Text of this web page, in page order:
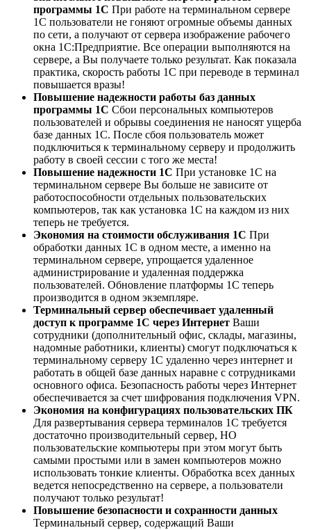
программы 1С При работе на терминальном сервере
1С пользователи не гоняют огромные объемы данных
по сети, а получают от сервера изображение рабочего
окна 1С:Предприятие. Все операции выполняются на
сервере, а Вы получаете только результат. Как показала
практика, скорость работы 1С при переводе в терминал
повышается вразы!
Повышение надежности работы баз данных
программы 1С Сбои персональных компьютеров
пользователей и обрывы соединения не наносят ущерба
базе данных 1С. После сбоя пользователь может
подключиться к терминальному серверу и продолжить
работу в своей сессии с того же места!
Повышение надежности 1С При установке 1С на
терминальном сервере Вы больше не зависите от
работоспособности отдельных пользовательских
компьютеров, так как установка 1С на каждом из них
теперь не требуется.
Экономия на стоимости обслуживания 1С При
обработки данных 1С в одном месте, а именно на
терминальном сервере, упрощается удаленное
администрирование и удаленная поддержка
пользователей. Обновление платформы 1С теперь
производится в одном экземпляре.
Терминальный сервер обеспечивает удаленный
доступ к программе 1С через Интернет Ваши
сотрудники (дополнительный офис, склады, магазины,
надомные работники, клиенты) смогут подключаться к
терминальному серверу 1С удаленно через интернет и
работать в общей базе данных наравне с сотрудниками
основного офиса. Безопасность работы через Интернет
обеспечивается за счет шифрования подключения VPN.
Экономия на конфигурациях пользовательских ПК
Для развертывания сервера терминалов 1С требуется
достаточно производительный сервер, НО
пользовательские компьютеры при этом могут быть
самыми простыми или в замен компьютеров можно
использовать тонкие клиенты. Обработка всех данных
ведется непосредственно на сервере, а пользователи
получают только результат!
Повышение безопасности и сохранности данных
Терминальный сервер, содержащий Ваши